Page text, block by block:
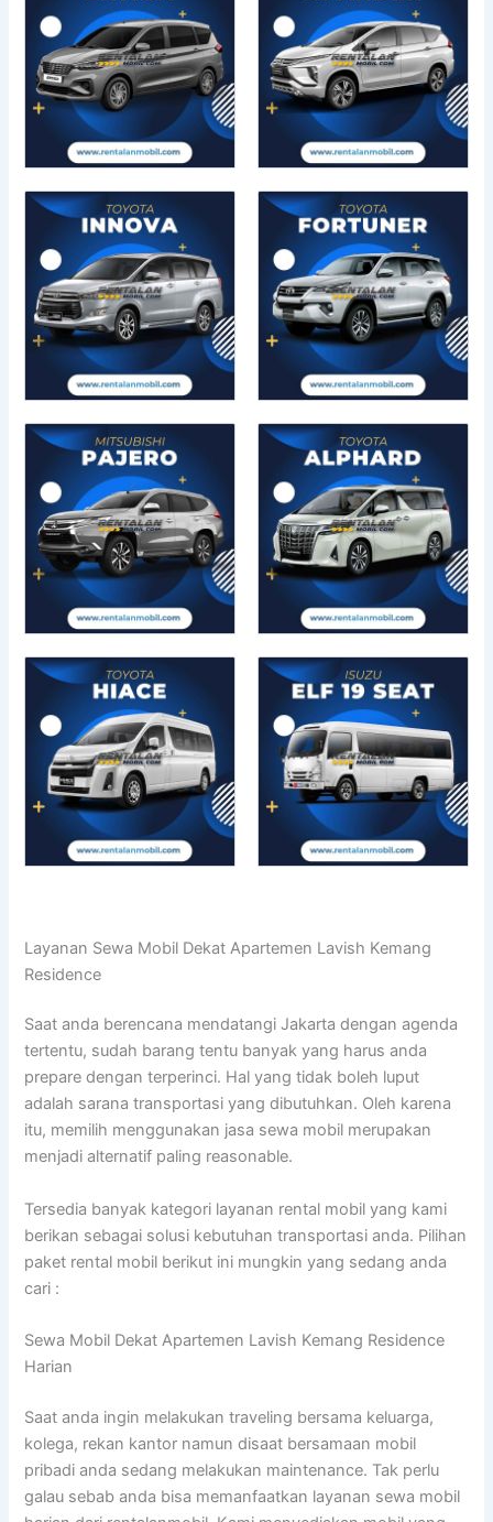
Layanan Sewa Mobil Dekat Apartemen Lavish Kemang
Residence
Saat anda berencana mendatangi Jakarta dengan agenda
tertentu, sudah barang tentu banyak yang harus anda
prepare dengan terperinci. Hal yang tidak boleh luput
adalah sarana transportasi yang dibutuhkan. Oleh karena
itu, memilih menggunakan jasa sewa mobil merupakan
menjadi alternatif paling reasonable.
Tersedia banyak kategori layanan rental mobil yang kami
berikan sebagai solusi kebutuhan transportasi anda. Pilihan
paket rental mobil berikut ini mungkin yang sedang anda
cari :
Sewa Mobil Dekat Apartemen Lavish Kemang Residence
Harian
Saat anda ingin melakukan traveling bersama keluarga,
kolega, rekan kantor namun disaat bersamaan mobil
pribadi anda sedang melakukan maintenance. Tak perlu
galau sebab anda bisa memanfaatkan layanan sewa mobil